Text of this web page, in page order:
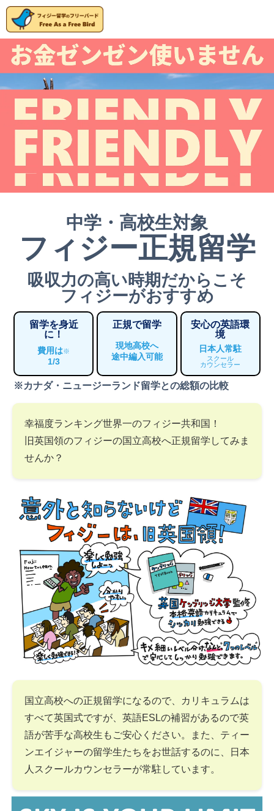
中学・高校生対象
フィジー正規留学
吸収力の高い時期だからこそ
フィジーがおすすめ
留学を身近
に！
費用は※
1/3
正規で留学
現地高校へ
途中編入可能
安心の英語環
境
日本人常駐
スクール
カウンセラー
※カナダ・ニュージーランド留学との総額の比較
幸福度ランキング世界一のフィジー共和国！
旧英国領のフィジーの国立高校へ正規留学してみま
せんか？
国立高校への正規留学になるので、カリキュラムは
すべて英国式ですが、英語ESLの補習があるので英
語が苦手な高校生もご安心ください。また、ティー
ンエイジャーの留学生たちをお世話するのに、日本
人スクールカウンセラーが常駐しています。